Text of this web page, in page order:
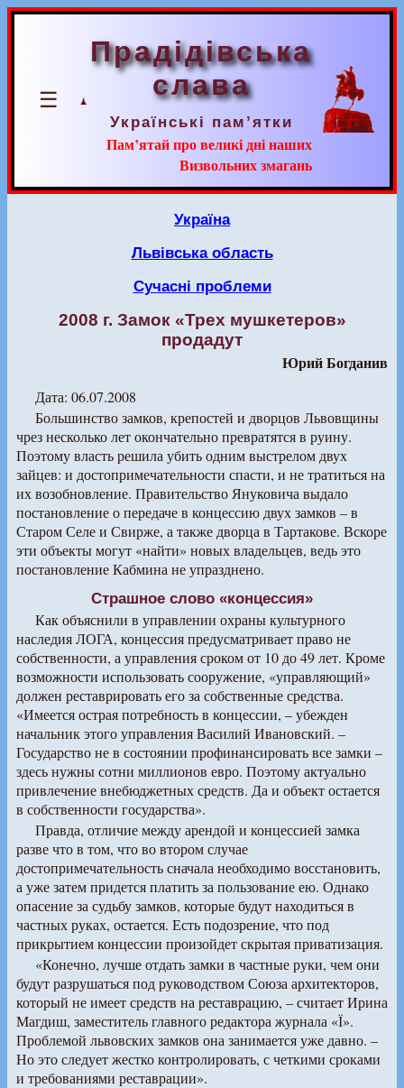
☰
Прадідівська
слава
Українські пам’ятки
Пам’ятай про великі дні наших
Визвольних змагань
Україна
Львівська область
Сучасні проблеми
2008 г. Замок «Трех мушкетеров»
продадут
Юрий Богданив
Дата: 06.07.2008
Большинство замков, крепостей и дворцов Львовщины
чрез несколько лет окончательно превратятся в руину.
Поэтому власть решила убить одним выстрелом двух
зайцев: и достопримечательности спасти, и не тратиться на
их возобновление. Правительство Януковича выдало
постановление о передаче в концессию двух замков – в
Старом Селе и Свирже, а также дворца в Тартакове. Вскоре
эти объекты могут «найти» новых владельцев, ведь это
постановление Кабмина не упразднено.
Страшное слово «концессия»
Как объяснили в управлении охраны культурного
наследия ЛОГА, концессия предусматривает право не
собственности, а управления сроком от 10 до 49 лет. Кроме
возможности использовать сооружение, «управляющий»
должен реставрировать его за собственные средства.
«Имеется острая потребность в концессии, – убежден
начальник этого управления Василий Ивановский. –
Государство не в состоянии профинансировать все замки –
здесь нужны сотни миллионов евро. Поэтому актуально
привлечение внебюджетных средств. Да и объект остается
в собственности государства».
Правда, отличие между арендой и концессией замка
разве что в том, что во втором случае
достопримечательность сначала необходимо восстановить,
а уже затем придется платить за пользование ею. Однако
опасение за судьбу замков, которые будут находиться в
частных руках, остается. Есть подозрение, что под
прикрытием концессии произойдет скрытая приватизация.
«Конечно, лучше отдать замки в частные руки, чем они
будут разрушаться под руководством Союза архитекторов,
который не имеет средств на реставрацию, – считает Ирина
Магдиш, заместитель главного редактора журнала «Ї».
Проблемой львовских замков она занимается уже давно. –
Но это следует жестко контролировать, с четкими сроками
и требованиями реставрации».